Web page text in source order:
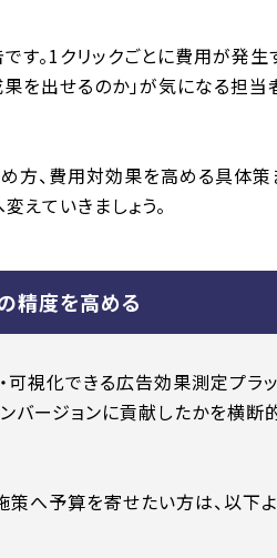
す。1クリックごとに費用が発生
果を出せるのか」が気になる担当
方、費用対効果を高める具体策
えていきましょう。
精度を高める
可視化できる広告効果測定プラッ
バージョンに貢献したかを横断
策へ予算を寄せたい方は、以下よ